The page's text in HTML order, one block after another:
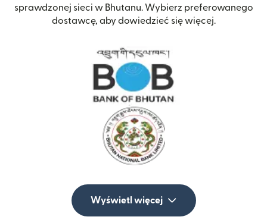
sprawdzonej sieci w Bhutanu. Wybierz preferowanego
dostawcę, aby dowiedzieć się więcej.
Wyświetl więcej